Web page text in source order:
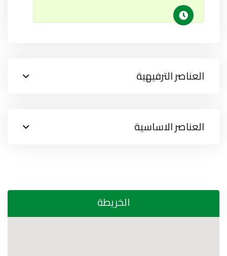
العناصر الترفيهية
العناصر الاساسية
الخريطة